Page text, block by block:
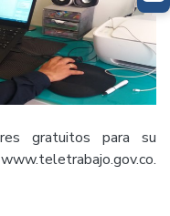
gratuitos para su